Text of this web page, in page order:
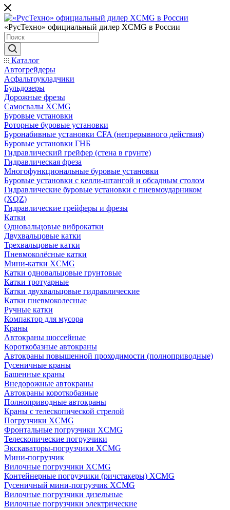
«РусТехно» официальный дилер XCMG в России
Каталог
Автогрейдеры
Асфальтоукладчики
Бульдозеры
Дорожные фрезы
Самосвалы XCMG
Буровые установки
Роторные буровые установки
Буронабивные установки CFA (непрерывного действия)
Буровые установки ГНБ
Гидравлический грейфер (стена в грунте)
Гидравлическая фреза
Многофункциональные буровые установки
Буровые установки с келли-штангой и обсадным столом
Гидравлические буровые установки с пневмоударником
(XQZ)
Гидравлические грейферы и фрезы
Катки
Одновальцовые виброкатки
Двухвальцовые катки
Трехвальцовые катки
Пневмоколёсные катки
Мини-катки XCMG
Катки одновальцовые грунтовые
Катки тротуарные
Катки двухвальцовые гидравлические
Катки пневмоколесные
Ручные катки
Компактор для мусора
Краны
Автокраны шоссейные
Короткобазные автокраны
Автокраны повышенной проходимости (полноприводные)
Гусеничные краны
Башенные краны
Внедорожные автокраны
Автокраны короткобазные
Полноприводные автокраны
Краны с телескопической стрелой
Погрузчики XCMG
Фронтальные погрузчики XCMG
Телескопические погрузчики
Экскаваторы-погрузчики XCMG
Мини-погрузчик
Вилочные погрузчики XCMG
Контейнерные погрузчики (ричстакеры) XCMG
Гусеничный мини-погрузчик XCMG
Вилочные погрузчики дизельные
Вилочные погрузчики электрические